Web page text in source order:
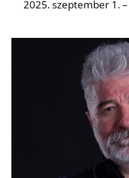
2025. szeptember 1.